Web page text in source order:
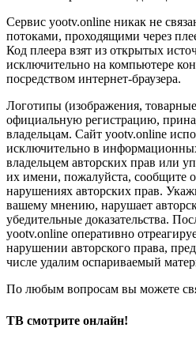
Сервис yootv.online никак не
потоками, проходящими через
Код плеера взят из открытых
исключительно на компьютере
посредством интернет-браузера.
Логотипы (изображения,
официальную регистрацию,
владельцам. Сайт yootv.online
исключительно в
владельцем авторских прав или
их имени, пожалуйста, сообщите
нарушениях авторских прав.
вашему мнению, нарушает
убедительные доказательства.
yootv.online оперативно
нарушении авторского права,
числе удалим оспариваемый
По любым вопросам вы можете
ТВ смотрите онлайн!